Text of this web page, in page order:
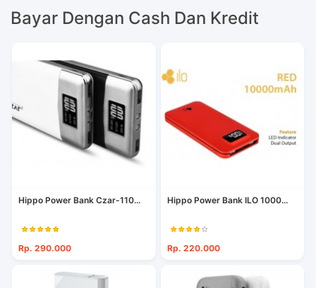
Bayar Dengan Cash Dan Kredit
Hippo Power Bank Czar-110...
Rp. 290.000
Hippo Power Bank ILO 1000...
Rp. 220.000